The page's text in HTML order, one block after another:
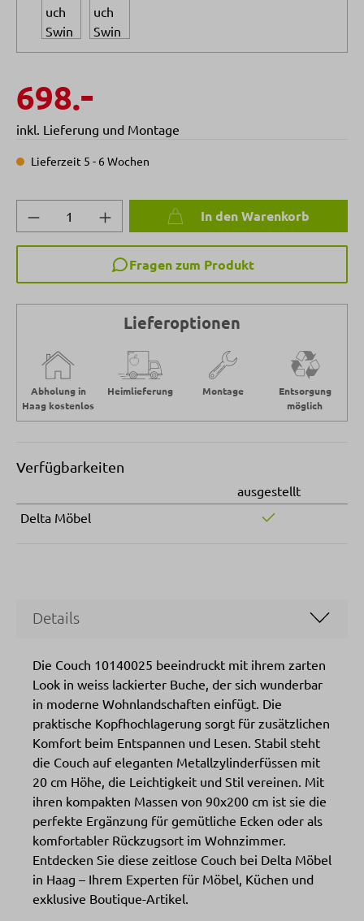
698.-
inkl. Lieferung und Montage
Lieferzeit 5 - 6 Wochen
Produkt Anzahl: Gib den gewünschten
In den Warenkorb
Fragen zum Produkt
Lieferoptionen
Abholung in
Haag kostenlos
Heimlieferung Montage
Entsorgung
möglich
Verfügbarkeiten
ausgestellt
Delta Möbel
Details
Die Couch 10140025 beeindruckt mit ihrem zarten
Look in weiss lackierter Buche, der sich wunderbar
in moderne Wohnlandschaften einfügt. Die
praktische Kopfhochlagerung sorgt für zusätzlichen
Komfort beim Entspannen und Lesen. Stabil steht
die Couch auf eleganten Metallzylinderfüssen mit
20 cm Höhe, die Leichtigkeit und Stil vereinen. Mit
ihren kompakten Massen von 90x200 cm ist sie die
perfekte Ergänzung für gemütliche Ecken oder als
komfortabler Rückzugsort im Wohnzimmer.
Entdecken Sie diese zeitlose Couch bei Delta Möbel
in Haag – Ihrem Experten für Möbel, Küchen und
exklusive Boutique-Artikel.